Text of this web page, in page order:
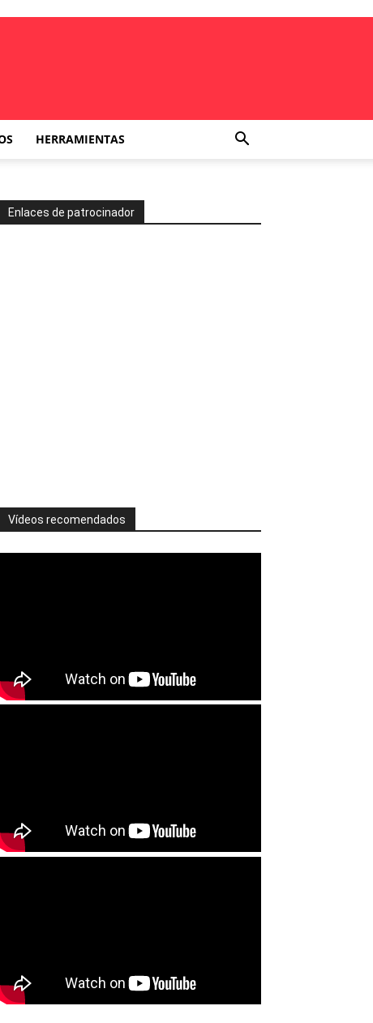
HERRAMIENTAS
Enlaces de patrocinador
Vídeos recomendados